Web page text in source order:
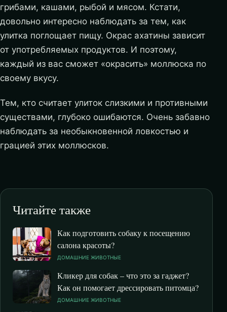
грибами, кашами, рыбой и мясом. Кстати,
довольно интересно наблюдать за тем, как
улитка поглощает пищу. Окрас ахатины зависит
от употребляемых продуктов. И поэтому,
каждый из вас сможет «окрасить» моллюска по
своему вкусу.
Тем, кто считает улиток слизкими и противными
существами, глубоко ошибаются. Очень забавно
наблюдать за необыкновенной ловкостью и
грацией этих моллюсков.
Читайте также
Как подготовить собаку к посещению
салона красоты?
ДОМАШНИЕ ЖИВОТНЫЕ
Кликер для собак – что это за гаджет?
Как он помогает дрессировать питомца?
ДОМАШНИЕ ЖИВОТНЫЕ